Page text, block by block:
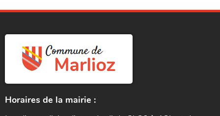
Horaires de la mairie :